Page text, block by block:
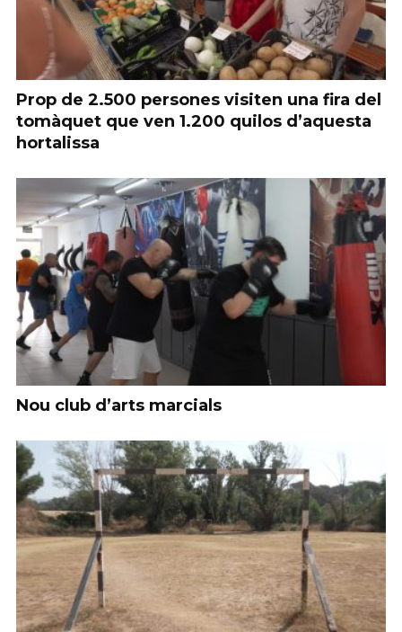
Prop de 2.500 persones visiten una fira del
tomàquet que ven 1.200 quilos d’aquesta
hortalissa
Nou club d’arts marcials